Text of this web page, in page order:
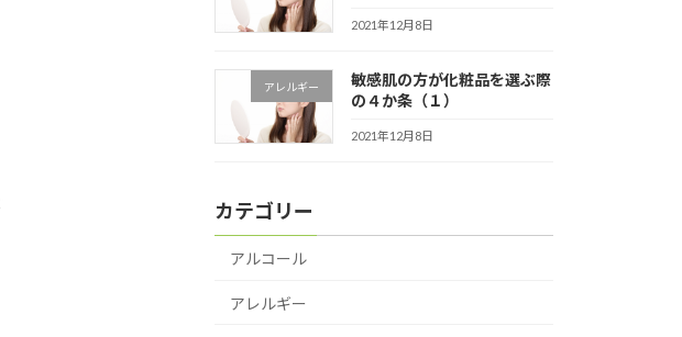
2021年12月8日
アレルギー
敏感肌の方が化粧品を選ぶ際
の４か条（１）
2021年12月8日
カテゴリー
アルコール
アレルギー